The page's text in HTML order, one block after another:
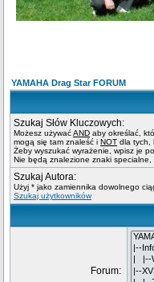
YAMAHA Drag Star FORUM
Szukaj Słów Kluczowych:
Możesz używaćAND aby określać,
mogą się tam znaleść i NOT dla tych,
Żeby wyszukać wyrażenie, wpisz je
Nie będą znalezione znaki specialne,
Szukaj Autora:
Użyj * jako zamiennika dowolnego
Szukaj użytkowników
Forum: